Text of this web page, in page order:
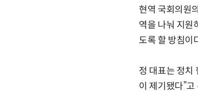
현역 국회의원
역을 나눠 지원
도록 할 방침이
정 대표는 정치
이 제기됐다”